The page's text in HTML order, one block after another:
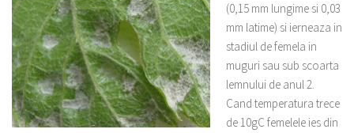
(0,15 mm lungime si 0,03
mm latime) si ierneaza in
stadiul de femela in
muguri sau sub scoarta
lemnului de anul 2.
Cand temperatura trece
de 10gC femelele ies din